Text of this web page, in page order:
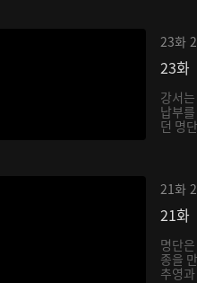
23화
23화
강서
납부
던 명
21화
21화
명단
종을
추영